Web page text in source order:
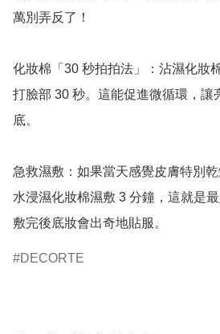
萬別弄反了！
化妝棉「30 秒拍拍法」：沾濕化妝
打臉部 30 秒。這能促進微循環，讓
底。
急救濕敷：如果當天感覺皮膚特別
水浸濕化妝棉濕敷 3 分鐘，這就是
敷完後底妝會出奇地貼服。
DECORTE